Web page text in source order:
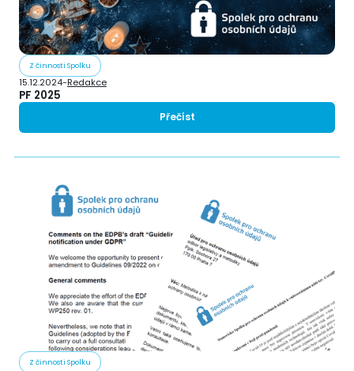
Z činnosti Spolku
15.12.2024-Redakce
PF 2025
Přečíst
Z činnosti Spolku